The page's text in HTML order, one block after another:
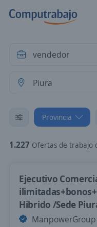
Provincia
1.227 Ofertas de trabajo de
Ejecutivo
Hibrido /Sede
ManpowerGroup